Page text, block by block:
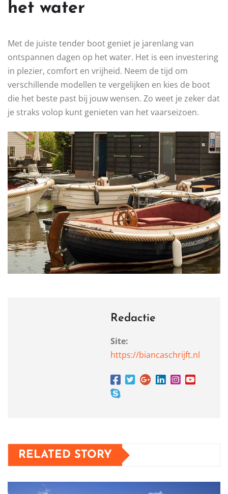
het water
Met de juiste tender boot geniet je jarenlang van
ontspannen dagen op het water. Het is een investering
in plezier, comfort en vrijheid. Neem de tijd om
verschillende modellen te vergelijken en kies de boot
die het beste past bij jouw wensen. Zo weet je zeker dat
je straks volop kunt genieten van het vaarseizoen.
Redactie
Site:
https://biancaschrijft.nl
RELATED STORY